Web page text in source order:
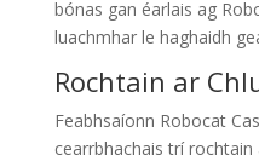
bónas gan éarlais ag
luachmhar le haghaidh
Rochtain ar
Feabhsaíonn Robocat
cearrbhachais trí rochtain